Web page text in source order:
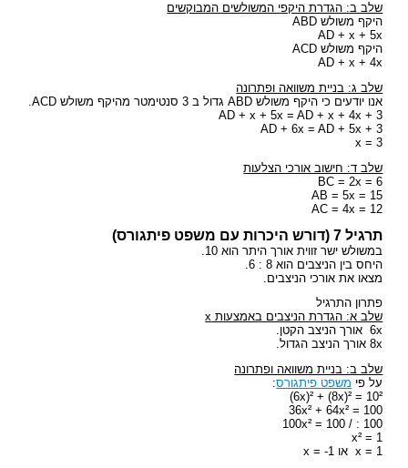
שלב ב: הגדרת היקפי המשולשים המבוקשים
היקף משולש ABD
AD + x + 5x
היקף משולש ACD
AD + x + 4x
שלב ג: בניית משוואה ופתרונה
אנו יודעים כי היקף משולש ABD גדול ב 3 סנטימטר מהיקף משולש ACD.
AD + x + 5x = AD + x + 4x + 3
AD + 6x = AD + 5x + 3
x = 3
שלב ד: חישוב אורכי הצלעות
BC = 2x = 6
AB = 5x = 15
AC = 4x = 12
תרגיל 7 (דורש היכרות עם משפט פיתגורס)
במשולש ישר זווית אורך היתר הוא 10.
היחס בין הניצבים הוא 8 : 6.
מצאו את אורכי הניצבים.
פתרון התרגיל
שלב א: הגדרת הניצבים באמצעות x
6x אורך הניצב הקטן.
8x אורך הניצב הגדול.
שלב ב: בניית משוואה ופתרונה
על פי משפט פיתגורס:
6x)² + (8x)² = 10²)
36x² + 64x² = 100
100x² = 100 / : 100
x² = 1
x = 1 או x = -1